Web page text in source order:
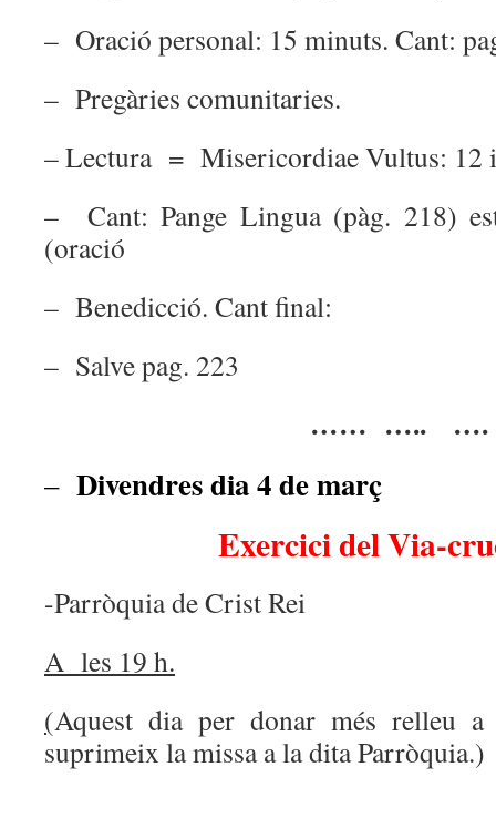
– Oració personal: 15 minuts. Cant:
– Pregàries comunitaries.
– Lectura = Misericordiae Vultus: 12
– Cant: Pange Lingua (pàg. 218)
(oració
– Benedicció. Cant final:
– Salve pag. 223
…… ….. ….
– Divendres dia 4 de març
Exercici del Via-
-Parròquia de Crist Rei
A les 19 h.
(Aquest dia per donar més relleu a
suprimeix la missa a la dita Parròquia.)